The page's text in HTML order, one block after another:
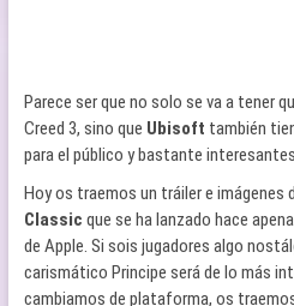
Parece ser que no solo se va a tener
Creed 3, sino que Ubisoft también
para el público y bastante
Hoy os traemos un tráiler e imágenes
Classic que se ha lanzado hace
de Apple. Si sois jugadores algo
carismático Principe será de lo más
cambiamos de plataforma, os